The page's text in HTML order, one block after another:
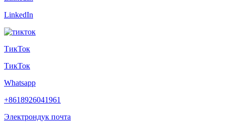
LinkedIn
ТикТок
ТикТок
Whatsapp
+8618926041961
Электрондук почта